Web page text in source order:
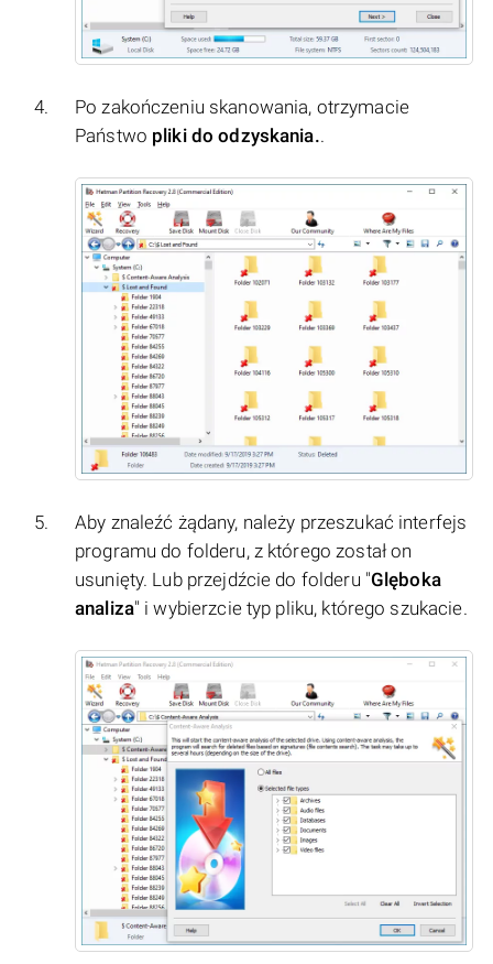
Po zakończeniu skanowania, otrzymacie
Państwo pliki do odzyskania..
Aby znaleźć żądany, należy przeszukać interfejs
programu do folderu, z którego został on
usunięty. Lub przejdźcie do folderu "Glęboka
analiza" i wybierzcie typ pliku, którego szukacie.